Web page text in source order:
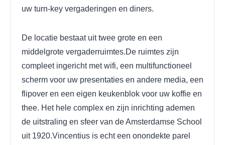
uw turn-key vergaderingen en diners.
De locatie bestaat uit twee grote en een
middelgrote vergaderruimtes.De ruimtes zijn
compleet ingericht met wifi, een multifunctioneel
scherm voor uw presentaties en andere media, een
flipover en een eigen keukenblok voor uw koffie en
thee. Het hele complex en zijn inrichting ademen
de uitstraling en sfeer van de Amsterdamse School
uit 1920.Vincentius is echt een onondekte parel